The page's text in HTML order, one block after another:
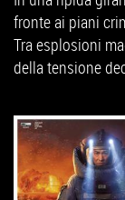
fronte ai piani
Tra esplosioni
della tensione